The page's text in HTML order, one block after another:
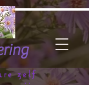
pure zelf